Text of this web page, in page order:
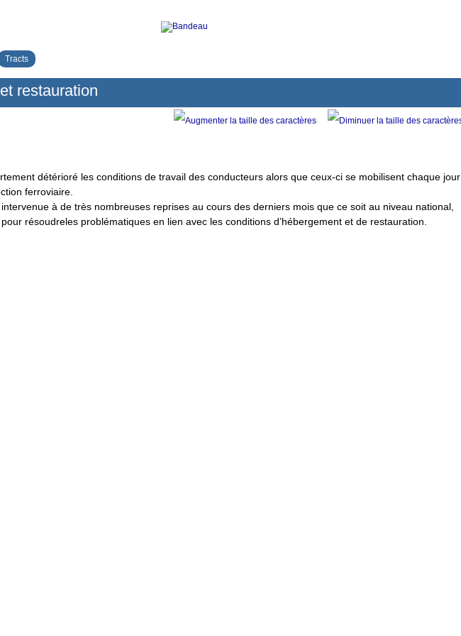
Tracts
restauration
détérioré les conditions de travail des conducteurs alors que ceux-ci se mobilisent chaque jour
ferroviaire.
à de très nombreuses reprises au cours des derniers mois que ce soit au niveau national,
résoudreles problématiques en lien avec les conditions d’hébergement et de restauration.